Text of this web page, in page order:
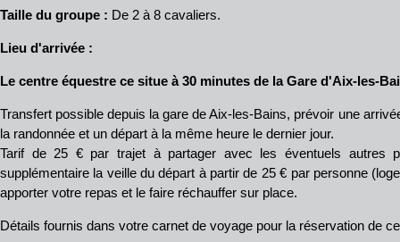
Taille du groupe : De 2 à 8 cavaliers.
Lieu d'arrivée :
Le centre équestre ce situe à 30 minutes de la Gare d'Aix-les-
Transfert possible depuis la gare de Aix-les-Bains, prévoir une
la randonnée et un départ à la même heure le dernier jour.
Tarif de 25 € par trajet à partager avec les éventuels autres
supplémentaire la veille du départ à partir de 25 € par personne
apporter votre repas et le faire réchauffer sur place.
Détails fournis dans votre carnet de voyage pour la réservation de